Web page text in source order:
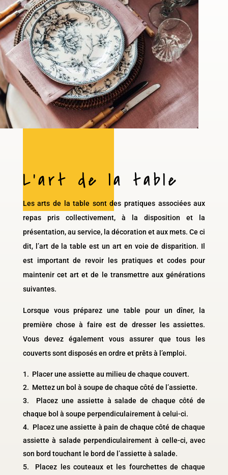
L’art de la table
Les arts de la table sont des pratiques associées aux
repas pris collectivement, à la disposition et la
présentation, au service, la décoration et aux mets. Ce ci
dit, l’art de la table est un art en voie de disparition. Il
est important de revoir les pratiques et codes pour
maintenir cet art et de le transmettre aux générations
suivantes.
Lorsque vous préparez une table pour un dîner, la
première chose à faire est de dresser les assiettes.
Vous devez également vous assurer que tous les
couverts sont disposés en ordre et prêts à l’emploi.
Placer une assiette au milieu de chaque couvert.
Mettez un bol à soupe de chaque côté de l’assiette.
Placez une assiette à salade de chaque côté de
chaque bol à soupe perpendiculairement à celui-ci.
Placez une assiette à pain de chaque côté de chaque
assiette à salade perpendiculairement à celle-ci, avec
son bord touchant le bord de l’assiette à salade.
Placez les couteaux et les fourchettes de chaque